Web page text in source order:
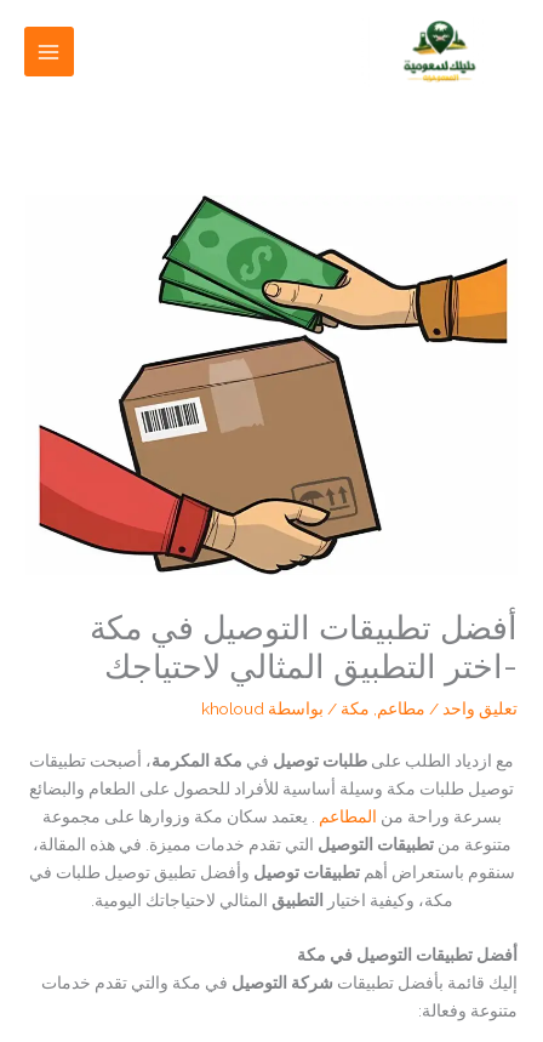
أفضل تطبيقات التوصيل في مكة
-اختر التطبيق المثالي لاحتياجك
تعليق واحد/ مطاعم, مكة / بواسطة kholoud
مع ازدياد الطلب على طلبات توصيل في مكة المكرمة، أصبحت تطبيقات
توصيل طلبات مكة وسيلة أساسية للأفراد للحصول على الطعام والبضائع
بسرعة وراحة من المطاعم . يعتمد سكان مكة وزوارها على مجموعة
متنوعة منتطبيقات التوصيل التي تقدم خدمات مميزة. في هذه المقالة،
سنقوم باستعراض أهمتطبيقات توصيل وأفضل تطبيق توصيل طلبات في
مكة، وكيفية اختيار
التطبيق المثالي لاحتياجاتك اليومية.
أفضل تطبيقات التوصيل في مكة
إليك قائمة بأفضل تطبيقات شركة التوصيل في مكة والتي تقدم خدمات
متنوعة وفعالة: